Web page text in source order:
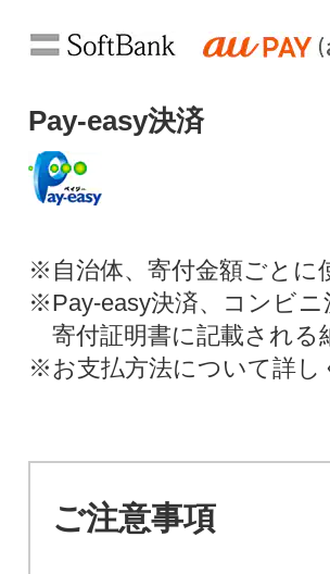
Pay-easy決済
※自治体、寄付金額ごとに
※Pay-easy決済、コンビ
寄付証明書に記載される
※お支払方法について詳し
ご注意事項